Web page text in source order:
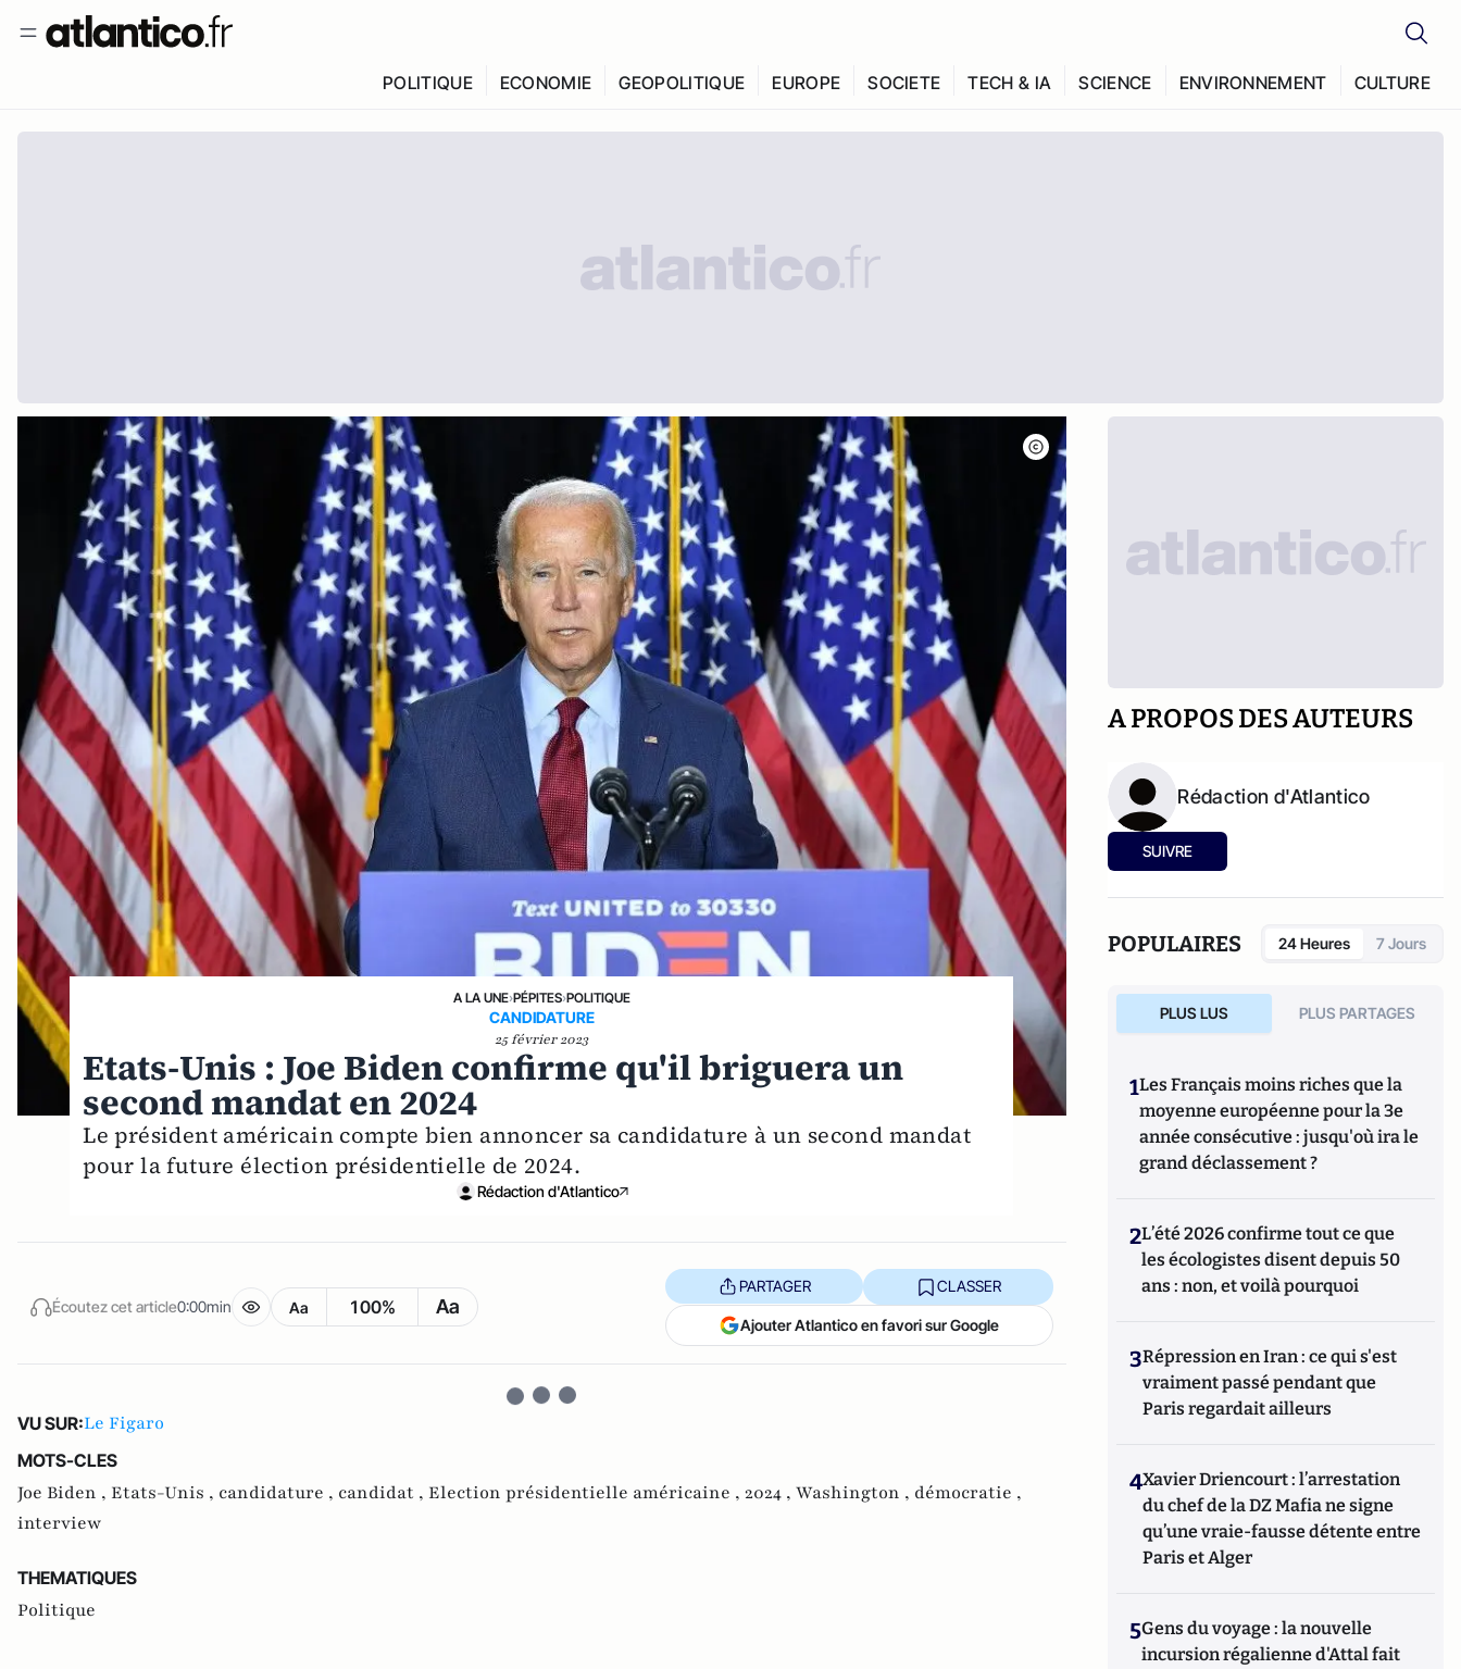
POLITIQUE ECONOMIE GEOPOLITIQUE EUROPE SOCIETE TECH & IA SCIENCE ENVIRONNEMENT CULTURE
A LA UNE›PÉPITES›POLITIQUE
CANDIDATURE
25 février 2023
Etats-Unis : Joe Biden confirme qu'il briguera un
second mandat en 2024
Le président américain compte bien annoncer sa candidature à un second mandat
pour la future élection présidentielle de 2024.
Rédaction d'Atlantico
Écoutez cet article0:00min Aa 100% Aa
PARTAGER CLASSER
Ajouter Atlantico en favori sur Google
VU SUR:Le Figaro
MOTS-CLES
Joe Biden , Etats-Unis , candidature , candidat , Election présidentielle américaine , 2024 , Washington , démocratie ,
interview
THEMATIQUES
Politique
A PROPOS DES AUTEURS
Rédaction d'Atlantico
SUIVRE
POPULAIRES 24 Heures 7 Jours
PLUS LUS PLUS PARTAGES
1Les Français moins riches que la
moyenne européenne pour la 3e
année consécutive : jusqu'où ira le
grand déclassement ?
2L’été 2026 confirme tout ce que
les écologistes disent depuis 50
ans : non, et voilà pourquoi
3Répression en Iran : ce qui s'est
vraiment passé pendant que
Paris regardait ailleurs
4Xavier Driencourt : l’arrestation
du chef de la DZ Mafia ne signe
qu’une vraie-fausse détente entre
Paris et Alger
5Gens du voyage : la nouvelle
incursion régalienne d'Attal fait